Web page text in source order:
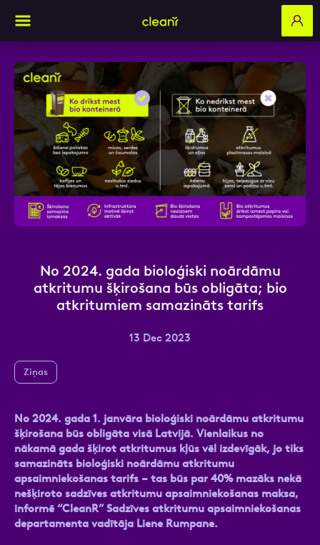
No 2024. gada bioloģiski noārdāmu
atkritumu šķirošana būs obligāta; bio
atkritumiem samazināts tarifs
13 Dec 2023
Ziņas
No 2024. gada 1. janvāra bioloģiski noārdāmu atkritumu
šķirošana būs obligāta visā Latvijā. Vienlaikus no
nākamā gada šķirot atkritumus kļūs vēl izdevīgāk, jo tiks
samazināts bioloģiski noārdāmu atkritumu
apsaimniekošanas tarifs – tas būs par 40% mazāks nekā
nešķiroto sadzīves atkritumu apsaimniekošanas maksa,
informē “CleanR” Sadzīves atkritumu apsaimniekošanas
departamenta vadītāja Liene Rumpane.
Aizpildi pieteikuma formu un mēs ar tevi
sazināsimies
Vārds, Uzvārds
Kontakttālrunis
Atzīmējiet, ka piekrītat personas datu
apstrādei.Vairāk